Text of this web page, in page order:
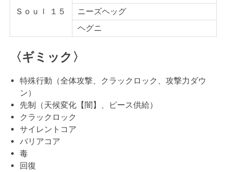
Ｓｏｕｌ １５
ニーズヘッグ
ヘグニ
〈ギミック〉
特殊行動（全体攻撃、クラックロック、攻撃力ダウ
ン）
先制（天候変化【闇】、ピース供給）
クラックロック
サイレントコア
バリアコア
毒
回復